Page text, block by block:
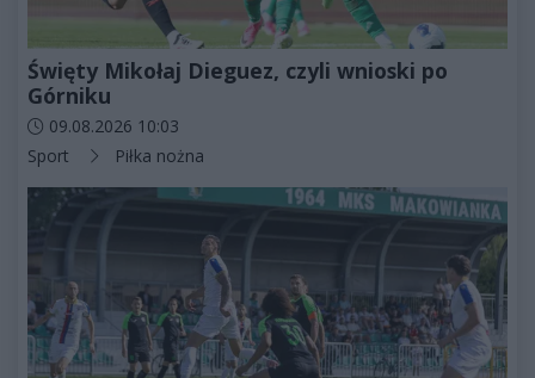
Święty Mikołaj Dieguez, czyli wnioski po
Górniku
Data dodania artykułu:
09.08.2026 10:03
Kategorie artykułu:
Sport Piłka nożna